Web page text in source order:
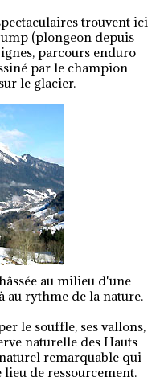
trouvent ici
(plongeon depuis
parcours enduro
par le champion
le glacier.
au milieu d'une
au rythme de la nature.
le souffle, ses vallons,
naturelle des Hauts
remarquable qui
de ressourcement.